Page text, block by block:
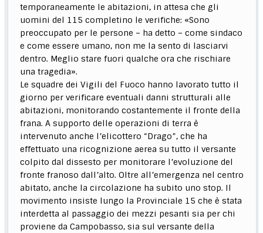
temporaneamente le abitazioni, in attesa che gli
uomini del 115 completino le verifiche: «Sono
preoccupato per le persone – ha detto – come sindaco
e come essere umano, non me la sento di lasciarvi
dentro. Meglio stare fuori qualche ora che rischiare
una tragedia».
Le squadre dei Vigili del Fuoco hanno lavorato tutto il
giorno per verificare eventuali danni strutturali alle
abitazioni, monitorando costantemente il fronte della
frana. A supporto delle operazioni di terra è
intervenuto anche l’elicottero “Drago”, che ha
effettuato una ricognizione aerea su tutto il versante
colpito dal dissesto per monitorare l’evoluzione del
fronte franoso dall’alto. Oltre all’emergenza nel centro
abitato, anche la circolazione ha subito uno stop. Il
movimento insiste lungo la Provinciale 15 che è stata
interdetta al passaggio dei mezzi pesanti sia per chi
proviene da Campobasso, sia sul versante della